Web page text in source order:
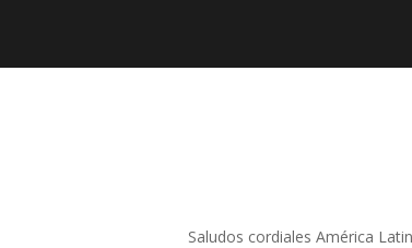
Presiona "ENTER" para buscar o "ESC"
Saludos cordiales América